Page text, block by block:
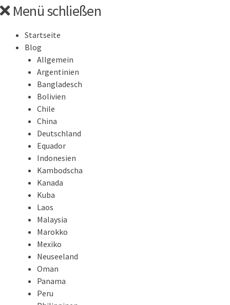
Springe
zumMenü schließen
Startseite
Blog
Allgemein
Argentinien
Bangladesch
Bolivien
Chile
China
Deutschland
Equador
Indonesien
Kambodscha
Kanada
Kuba
Laos
Malaysia
Marokko
Mexiko
Neuseeland
Oman
Panama
Peru